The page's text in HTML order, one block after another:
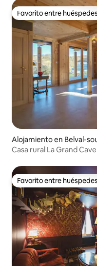
Favorito entre
Favorito entre huéspedes
Alojamiento en Belval-
Casa rural La Grand
Favorito entre huéspedes
Favorito entre huéspedes